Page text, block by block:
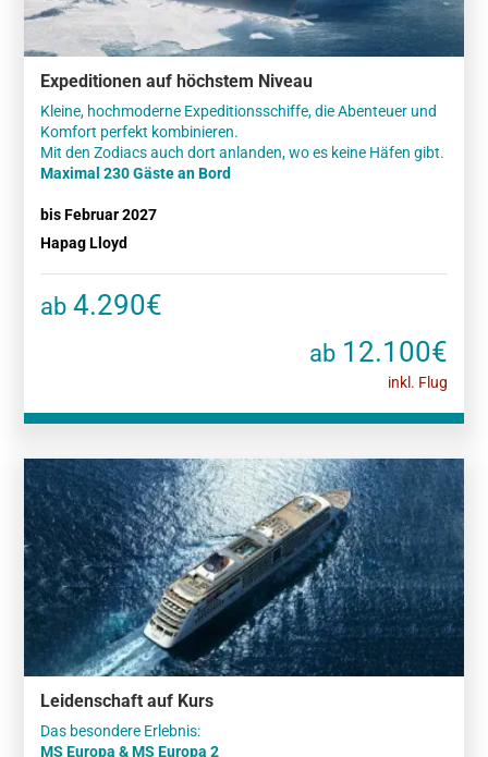
Expeditionen auf höchstem Niveau
Kleine, hochmoderne Expeditionsschiffe, die Abenteuer und
Komfort perfekt kombinieren.
Maximal 230 Gäste an Bord
bis Februar 2027
Hapag Lloyd
ab 4.290€
ab12.100€
inkl. Flug
Leidenschaft auf Kurs
MS Europa & MS Europa 2